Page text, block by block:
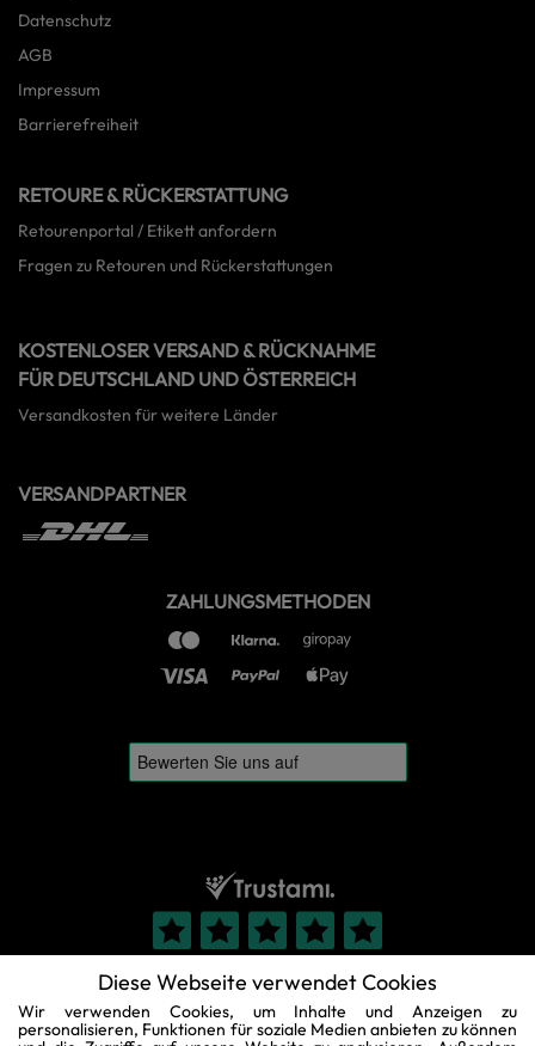
Diese Webseite verwendet Cookies
Wir verwenden Cookies, um Inhalte und Anzeigen zu
personalisieren, Funktionen für soziale Medien anbieten zu können
Datenschutz
AGB
Impressum
Barrierefreiheit
RETOURE & RÜCKERSTATTUNG
Retourenportal / Etikett anfordern
Fragen zu Retouren und Rückerstattungen
KOSTENLOSER VERSAND & RÜCKNAHME
FÜR DEUTSCHLAND UND ÖSTERREICH
Versandkosten für weitere Länder
VERSANDPARTNER
ZAHLUNGSMETHODEN